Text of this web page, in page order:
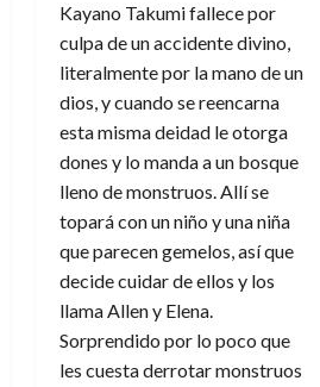
Kayano Takumi fallece por
culpa de un accidente divino,
literalmente por la mano de un
dios, y cuando se reencarna
esta misma deidad le otorga
dones y lo manda a un bosque
lleno de monstruos. Allí se
topará con un niño y una niña
que parecen gemelos, así que
decide cuidar de ellos y los
llama Allen y Elena.
Sorprendido por lo poco que
les cuesta derrotar monstruos